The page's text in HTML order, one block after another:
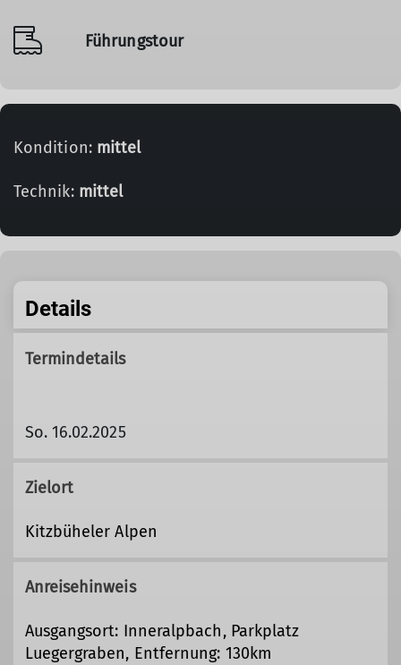
Führungstour
Kondition: mittel
Technik: mittel
Details
Termindetails
So. 16.02.2025
Zielort
Kitzbüheler Alpen
Anreisehinweis
Ausgangsort: Inneralpbach, Parkplatz
Luegergraben, Entfernung: 130km